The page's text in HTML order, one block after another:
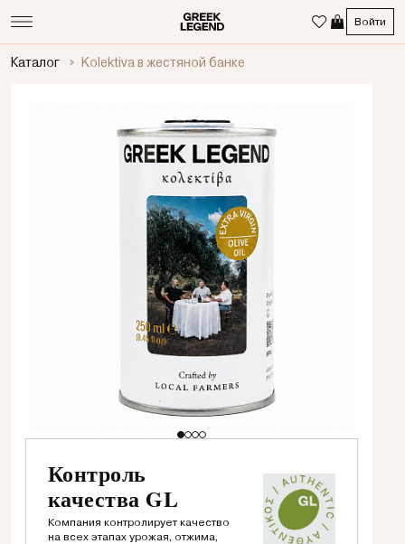
Войти
Каталог Kolektiva в жестяной банке
Контроль
качества GL
Компания контролирует качество
на всех этапах урожая, отжима,